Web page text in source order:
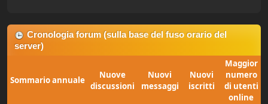
Cronologia forum (sulla base del fuso orario del
server)
Sommario annuale
Nuove
discussioni
Nuovi
messaggi
Nuovi
iscritti
Maggior
numero
di utenti
online